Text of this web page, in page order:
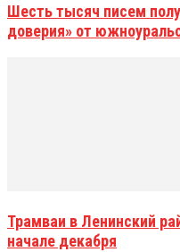
Шесть тысяч писем
доверия» от
Трамваи в Ленинский
начале декабря